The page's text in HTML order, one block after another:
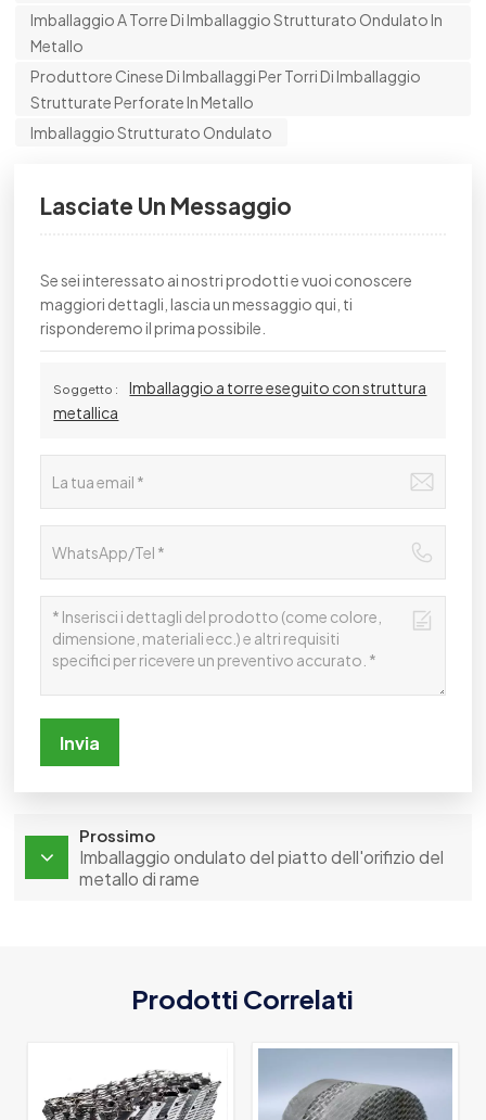
Imballaggio A Torre Di Imballaggio Strutturato Ondulato In
Metallo
Produttore Cinese Di Imballaggi Per Torri Di Imballaggio
Strutturate Perforate In Metallo
Imballaggio Strutturato Ondulato
Lasciate Un Messaggio
Se sei interessato ai nostri prodotti e vuoi conoscere
maggiori dettagli, lascia un messaggio qui, ti
risponderemo il prima possibile.
Soggetto :
Imballaggio a torre eseguito con struttura
metallica
Invia
Prossimo
Imballaggio ondulato del piatto dell'orifizio del
metallo di rame
Prodotti Correlati